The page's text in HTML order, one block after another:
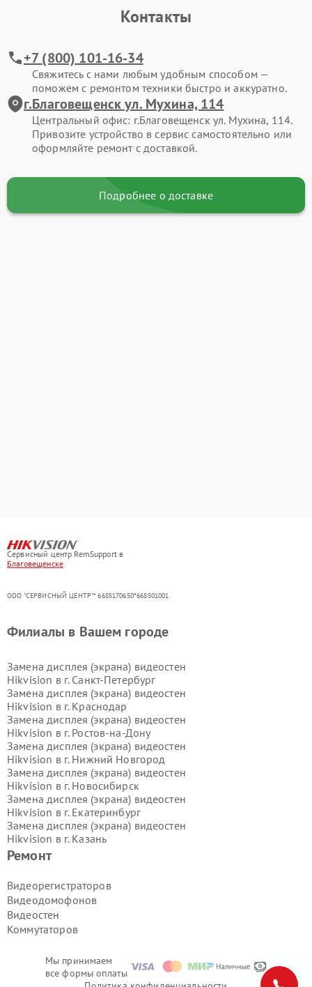
Контакты
+7 (800) 101-16-34
Свяжитесь с нами любым удобным способом —
поможем с ремонтом техники быстро и аккуратно.
г.Благовещенск ул. Мухина, 114
Центральный офис: г.Благовещенск ул. Мухина, 114.
Привозите устройство в сервис самостоятельно или
оформляйте ремонт с доставкой.
Подробнее о доставке
Сервисный центр RemSupport в
Благовещенске
ООО "СЕРВИСНЫЙ ЦЕНТР"* 6685170650*668501001
Мы принимаем
все формы оплаты
Ремонт
Видеорегистраторов
Видеодомофонов
Видеостен
Коммутаторов
Филиалы в Вашем городе
Замена дисплея (экрана) видеостен
Hikvision в г. Санкт-Петербург
Замена дисплея (экрана) видеостен
Hikvision в г. Краснодар
Замена дисплея (экрана) видеостен
Hikvision в г. Ростов-на-Дону
Замена дисплея (экрана) видеостен
Hikvision в г. Нижний Новгород
Замена дисплея (экрана) видеостен
Hikvision в г. Новосибирск
Замена дисплея (экрана) видеостен
Hikvision в г. Екатеринбург
Замена дисплея (экрана) видеостен
Hikvision в г. Казань
Замена дисплея (экрана) видеостен
Замена дисплея (экрана) видеостен
Hikvision в г.Волгоград
Замена дисплея (экрана) видеостен
Hikvision в г.
Замена дисплея (экрана) видеостен
Замена дисплея (экрана) видеостен
Hikvision в г.Красноярск